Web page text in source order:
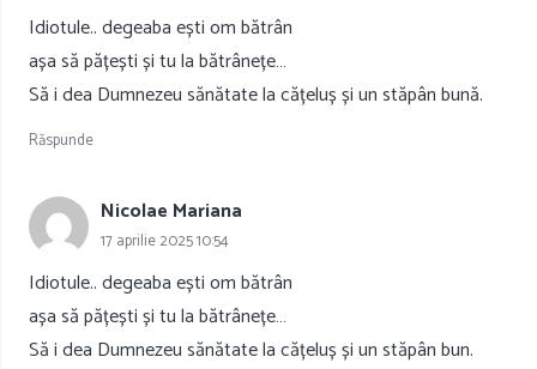
Idiotule.. degeaba ești om bătrân
așa să pățești și tu la bătrânețe…
Să i dea Dumnezeu sănătate la cățeluș și un stăpân bună.
Răspunde
Nicolae Mariana
17 aprilie 2025 10:54
Idiotule.. degeaba ești om bătrân
așa să pățești și tu la bătrânețe…
Să i dea Dumnezeu sănătate la cățeluș și un stăpân bun.